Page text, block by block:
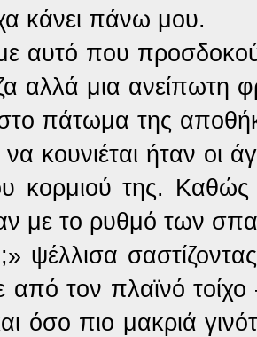
κάνει πάνω μου.
αυτό που
αλλά μια ανείπωτη
πάτωμα της
να κουνιέται ήταν οι
κορμιού της.
με το ρυθμό των
ψέλλισα
από τον πλαϊνό τοίχο
όσο πιο μακριά